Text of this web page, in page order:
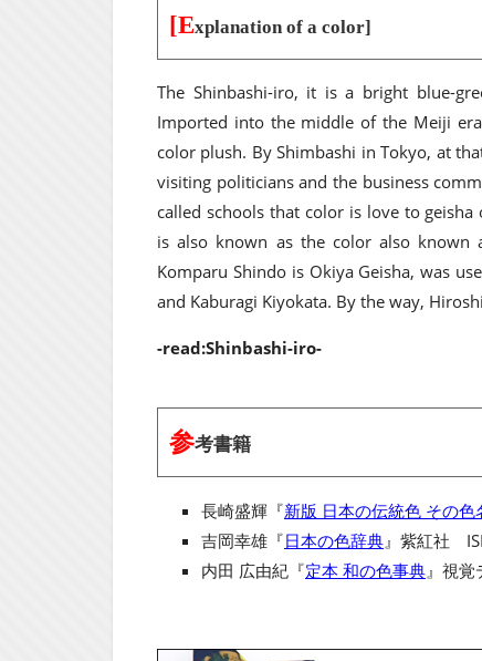
[Explanation of a color]
The Shinbashi-iro, it is a bright blue-
Imported into the middle of the Meiji
color plush. By Shimbashi in Tokyo, at
visiting politicians and the business
called schools that color is love to
is also known as the color also
Komparu Shindo is Okiya Geisha, was
and Kaburagi Kiyokata. By the way,
-read:Shinbashi-iro-
参考書籍
長崎盛輝『新版 日本の伝統色 その色
吉岡幸雄『日本の色辞典 』紫紅社
内田 広由紀『定本 和の色事典 』視